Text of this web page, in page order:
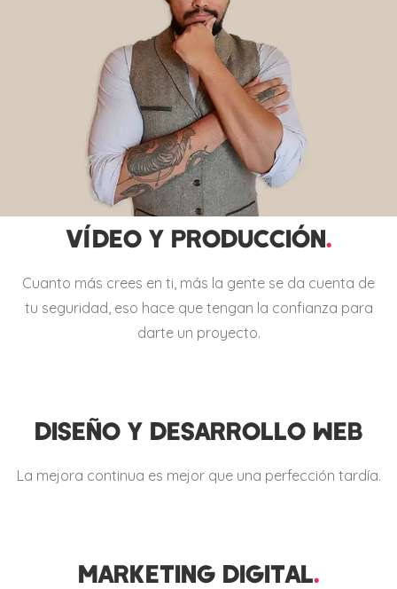
VÍDEO Y PRODUCCIÓN.
Cuanto más crees en ti, más la gente se da cuenta de
tu seguridad, eso hace que tengan la confianza para
darte un proyecto.
DISEÑO Y DESARROLLO WEB
La mejora continua es mejor que una perfección tardía.
MARKETING DIGITAL.